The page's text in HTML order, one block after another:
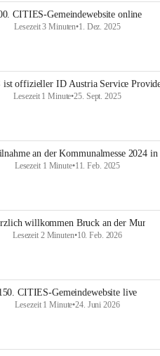
CITIES-Gemeindewebsite online
Lesezeit 3 Minuten•1. Dez. 2025
ist offizieller ID Austria Service
Lesezeit 1 Minute•25. Sept. 2025
an der Kommunalmesse 2024
Lesezeit 1 Minute•11. Feb. 2025
willkommen Bruck an der Mur
Lesezeit 2 Minuten•10. Feb. 2026
CITIES-Gemeindewebsite live
Lesezeit 1 Minute•24. Juni 2026